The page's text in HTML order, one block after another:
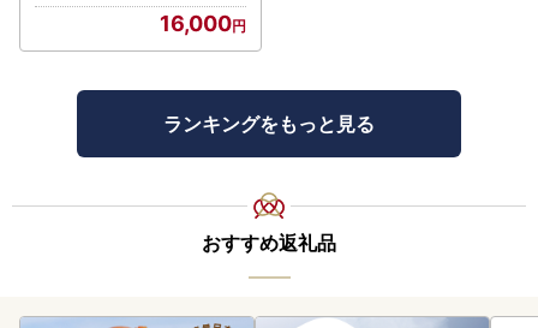
16,000
ランキングをもっと見る
おすすめ返礼品